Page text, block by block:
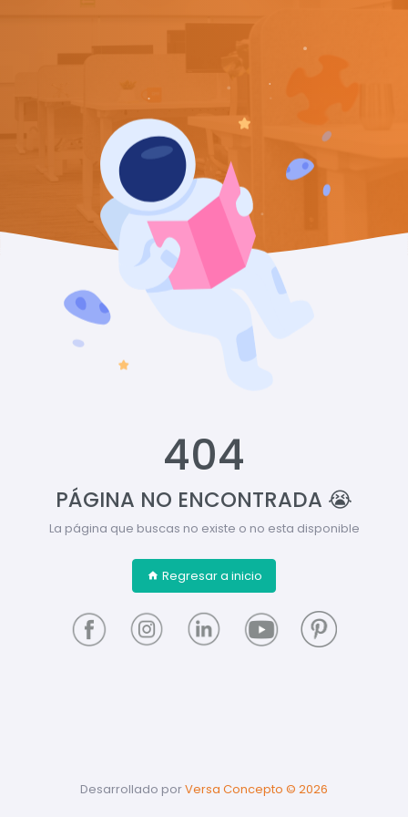
404
PÁGINA NO ENCONTRADA 😭
La página que buscas no existe o no esta disponible
Regresar a inicio
Desarrollado porVersa Concepto © 2026